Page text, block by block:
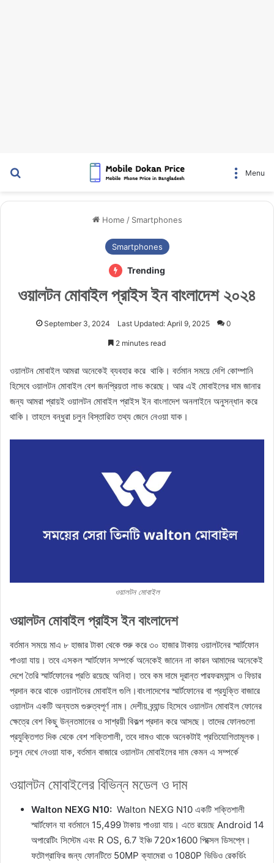
Menu
Home / Smartphones
Smartphones
Trending
ওয়ালটন মোবাইল প্রাইস ইন বাংলাদেশ ২০২৪
September 3, 2024 Last Updated: April 9, 2025 0
2 minutes read
ওয়ালটন মোবাইল আমরা অনেকেই ব্যবহার করে থাকি। বর্তমান সময়ে দেশি কোম্পানি
হিসেবে ওয়ালটন মোবাইল বেশ জনপ্রিয়তা লাভ করেছে। আর এই মোবাইলের দাম জানার
জন্য আমরা প্রায়ই ওয়ালটন মোবাইল প্রাইস ইন বাংলাদেশ অনলাইনে অনুসন্ধান করে
থাকি। তাহলে বন্ধুরা চলুন বিস্তারিত তথ্য জেনে নেওয়া যাক।
ওয়ালটন মোবাইল
ওয়ালটন মোবাইল প্রাইস ইন বাংলাদেশ
বর্তমান সময়ে মাএ ৮ হাজার টাকা থেকে শুরু করে ৩০ হাজার টাকায় ওয়ালটনের স্মার্টফোন
পাওয়া যায়। তবে এসকল স্মার্টফোন সম্পর্কে অনেকেই জানেন না কারন আমাদের অনেকেই
দেশে তৈরি স্মার্টফোনের প্রতি রয়েছে অনিহা। তবে কম দামে দূরান্ত পারফরম্যান্স ও ফিচার
প্রদান করে থাকে ওয়ালটনের মোবাইল গুলি।বাংলাদেশের স্মার্টফোনের বা প্রযুক্তি বাজারে
ওয়ালটন একটি অন্যতম গুরুত্বপূর্ণ নাম। দেশীয় ব্র্যান্ড হিসেবে ওয়ালটন মোবাইল ফোনের
ক্ষেত্রে বেশ কিছু উন্নতমানের ও সাশ্রয়ী বিকল্প প্রদান করে আসছে। তাদের ফোনগুলো
প্রযুক্তিগত দিক থেকে বেশ শক্তিশালী, তবে দামও থাকে অনেকটাই প্রতিযোগিতামূলক।
চলুন দেখে নেওয়া যাক, বর্তমান বাজারে ওয়ালটন মোবাইলের দাম কেমন এ সম্পর্কে
ওয়ালটন মোবাইলের বিভিন্ন মডেল ও দাম
Walton NEXG N10: Walton NEXG N10 একটি শক্তিশালী
স্মার্টফোন যা বর্তমানে 15,499 টাকায় পাওয়া যায়। এতে রয়েছে Android 14
অপারেটিং সিস্টেম এবং R OS, 6.7 ইঞ্চি 720×1600 পিক্সেল ডিসপ্লে।
ফটোগ্রাফির জন্য ফোনটিতে 50MP ক্যামেরা ও 1080P ভিডিও রেকর্ডিং